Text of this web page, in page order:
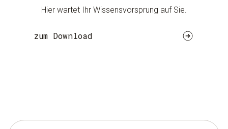
Hier wartet Ihr Wissensvorsprung auf Sie.
zum Download